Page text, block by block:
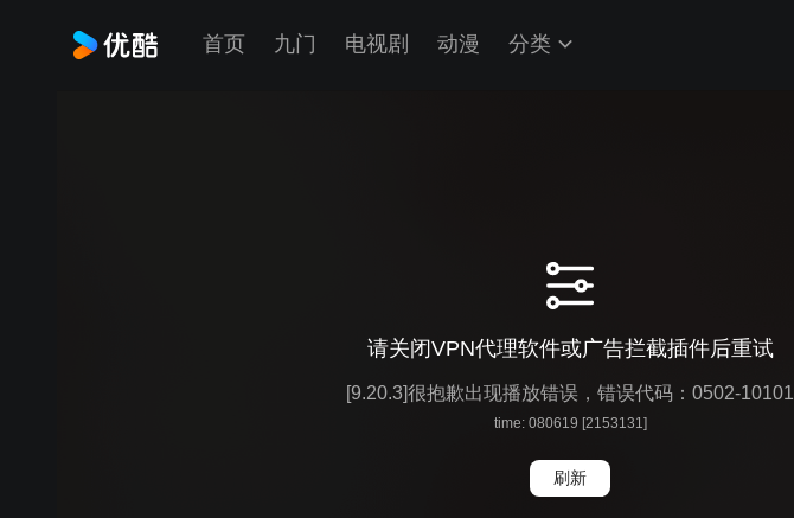
首页 九门 电视剧 动漫 分类
请关闭VPN代理软件或广告拦截插件后重试
[9.20.3]很抱歉出现播放错误，错误代码：0502-10101
time: 080619 [2153131]
刷新